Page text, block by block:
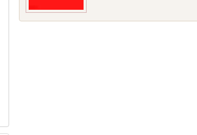
Okullarda yeni dönem: Yönetmelik